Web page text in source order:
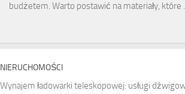
budżetem. Warto postawić na materiały, które
NIERUCHOMOŚCI
Wynajem ładowarki teleskopowej: usługi